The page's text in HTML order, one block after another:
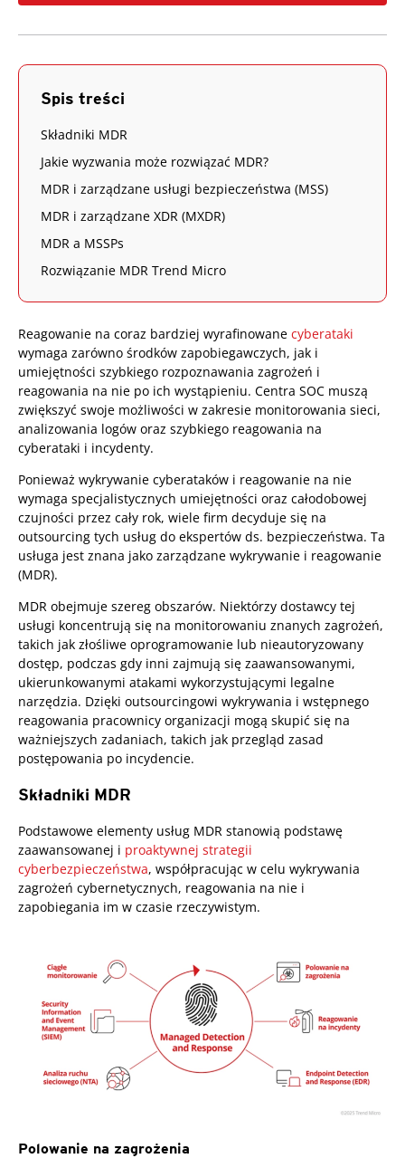
Spis treści
Składniki MDR
Jakie wyzwania może rozwiązać MDR?
MDR i zarządzane usługi bezpieczeństwa (MSS)
MDR i zarządzane XDR (MXDR)
MDR a MSSPs
Rozwiązanie MDR Trend Micro
Reagowanie na coraz bardziej wyrafinowane cyberataki
wymaga zarówno środków zapobiegawczych, jak i
umiejętności szybkiego rozpoznawania zagrożeń i
reagowania na nie po ich wystąpieniu. Centra SOC muszą
zwiększyć swoje możliwości w zakresie monitorowania sieci,
analizowania logów oraz szybkiego reagowania na
cyberataki i incydenty.
Ponieważ wykrywanie cyberataków i reagowanie na nie
wymaga specjalistycznych umiejętności oraz całodobowej
czujności przez cały rok, wiele firm decyduje się na
outsourcing tych usług do ekspertów ds. bezpieczeństwa. Ta
usługa jest znana jako zarządzane wykrywanie i reagowanie
(MDR).
MDR obejmuje szereg obszarów. Niektórzy dostawcy tej
usługi koncentrują się na monitorowaniu znanych zagrożeń,
takich jak złośliwe oprogramowanie lub nieautoryzowany
dostęp, podczas gdy inni zajmują się zaawansowanymi,
ukierunkowanymi atakami wykorzystującymi legalne
narzędzia. Dzięki outsourcingowi wykrywania i wstępnego
reagowania pracownicy organizacji mogą skupić się na
ważniejszych zadaniach, takich jak przegląd zasad
postępowania po incydencie.
Składniki MDR
Podstawowe elementy usług MDR stanowią podstawę
zaawansowanej i proaktywnej strategii
cyberbezpieczeństwa, współpracując w celu wykrywania
zagrożeń cybernetycznych, reagowania na nie i
zapobiegania im w czasie rzeczywistym.
Polowanie na zagrożenia